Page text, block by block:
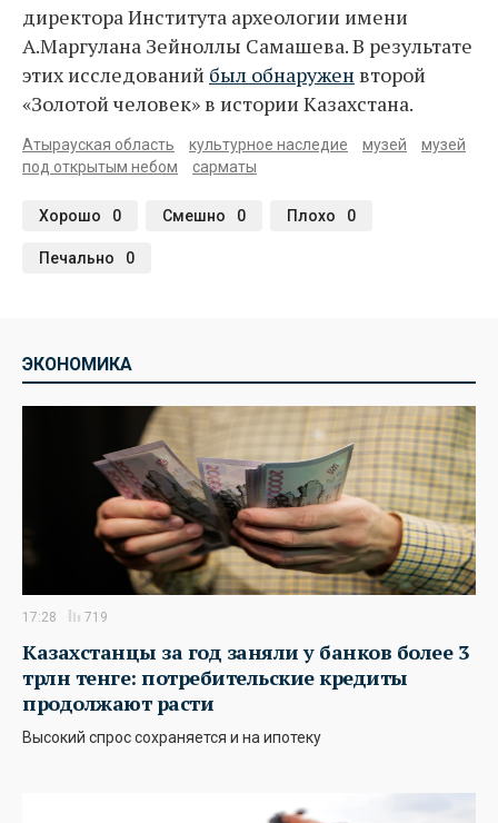
директора Института археологии имени
А.Маргулана Зейноллы Самашева. В результате
этих исследований был обнаружен второй
«Золотой человек» в истории Казахстана.
Атырауская область культурное наследие музей
музей
под открытым небом
сарматы
Хорошо 0 Смешно 0 Плохо 0
Печально 0
ЭКОНОМИКА
17:28 719
Казахстанцы за год заняли у банков более 3
трлн тенге: потребительские кредиты
продолжают расти
Высокий спрос сохраняется и на ипотеку